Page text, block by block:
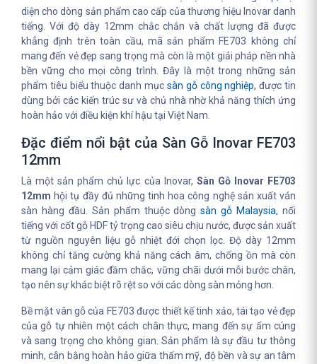
diện cho dòng sản phẩm cao cấp của thương hiệu Inovar danh
tiếng. Với độ dày 12mm chắc chắn và chất lượng đã được
khẳng định trên toàn cầu, mã sản phẩm FE703 không chỉ
mang đến vẻ đẹp sang trọng mà còn là một giải pháp nền nhà
bền vững cho mọi công trình. Đây là một trong những sản
phẩm tiêu biểu thuộc danh mục sàn gỗ công nghiệp, được tin
dùng bởi các kiến trúc sư và chủ nhà nhờ khả năng thích ứng
hoàn hảo với điều kiện khí hậu tại Việt Nam.
Đặc điểm nổi bật của Sàn Gỗ Inovar FE703
12mm
Là một sản phẩm chủ lực của Inovar, Sàn Gỗ Inovar FE703
12mm hội tụ đầy đủ những tinh hoa công nghệ sản xuất ván
sàn hàng đầu. Sản phẩm thuộc dòngsàn gỗ Malaysia, nổi
tiếng với cốt gỗ HDF tỷ trọng cao siêu chịu nước, được sản xuất
từ nguồn nguyên liệu gỗ nhiệt đới chọn lọc. Độ dày 12mm
không chỉ tăng cường khả năng cách âm, chống ồn mà còn
mang lại cảm giác đầm chắc, vững chãi dưới mỗi bước chân,
tạo nên sự khác biệt rõ rệt so với các dòng sàn mỏng hơn.
Bề mặt vân gỗ của FE703 được thiết kế tinh xảo, tái tạo vẻ đẹp
của gỗ tự nhiên một cách chân thực, mang đến sự ấm cúng
và sang trọng cho không gian. Sản phẩm là sự đầu tư thông
minh, cân bằng hoàn hảo giữa thẩm mỹ, độ bền và sự an tâm